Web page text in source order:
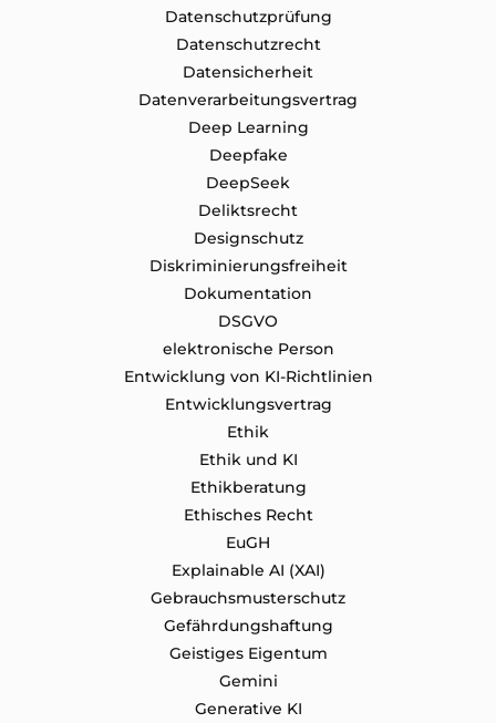
Datenschutzprüfung
Datenschutz​recht
Datensicherheit
Datenverarbeitungsvertrag
Deep Learning
Deepfake
DeepSeek
Deliktsrecht
Designschutz
Diskriminierungsfreiheit
Dokumentation
DSGVO
elektronische Person
Entwicklung von KI-Richtlinien
Entwicklungsvertrag
Ethik
Ethik und KI
Ethikberatung
Ethisches Recht
EuGH
Explainable AI (XAI)
Gebrauchsmusterschutz
Gefährdungshaftung
Geistiges Eigentum
Gemini
Generative KI